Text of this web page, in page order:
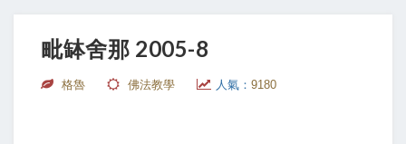
毗缽舍那 2005-8
格魯 佛法教學 人氣： 9180